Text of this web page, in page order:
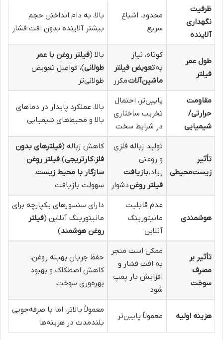
ظرفیت
نگهداری
آلاینده
محدود، اشباع
سریع
بالا، به دام انداختن حجم
بیشتر آلاینده بدون افت فشار
طول عمر
فیلتر
کوتاه، نیاز
بهتعویض فیلتر
ماشین‌آلاتمکرر
بالا (فیلتر روغن با عمر
طولانی)، فواصل تعویض
طولانی‌تر
مقاومت
حرارتی/
شیمیایی
پایین‌تر، احتمال
تخریب ساختاری
در شرایط سخت
بالا، عملکرد پایدار در دماهای
بالا و محیط‌های شیمیایی
تأثیر
زیست‌محیطی
تولید زباله فلزی
و روغنی
زیاد،بازیافت
فیلتر روغندشوار
کاهش زباله (فیلترهای بدون
فلز،کارتریجی)،فیلتر روغن
سازگار با محیط زیست،
سهولت بازیافت
هوشمندی
عدم قابلیت
مانیتورینگ
آنلاین
دارای سنسورهای یکپارچه برای
مانیتورینگ آنلاین (فیلتر
روغن هوشمند)
تأثیر بر
مصرف
سوخت
ممکن است منجر
به افت فشار و
افزایش بار پمپ
شود
حفظ جریان بهینه روغن،
کاهش اصطکاک و بهبود
بهره‌وری سوخت
هزینه اولیه معمولاً پایین‌تر
معمولاً بالاتر، اما با صرفه‌جویی
بلندمدت در هزینه‌ها